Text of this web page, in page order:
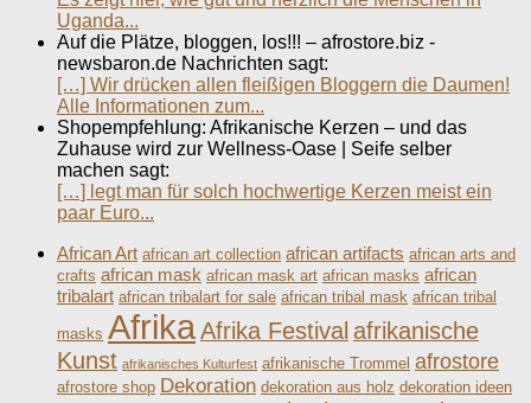
Uganda...
Auf die Plätze, bloggen, los!!! – afrostore.biz -
newsbaron.de Nachrichten sagt:
[…] Wir drücken allen fleißigen Bloggern die Daumen!
Alle Informationen zum...
Shopempfehlung: Afrikanische Kerzen – und das
Zuhause wird zur Wellness-Oase | Seife selber
machen sagt:
[…] legt man für solch hochwertige Kerzen meist ein
paar Euro...
African Art african art collection african artifacts african arts and
crafts african mask african mask art african masks african
tribalart african tribalart for sale african tribal mask african tribal
masks AfrikaAfrika Festival afrikanische
Kunst afrikanisches Kulturfest afrikanische Trommel afrostore
afrostore shop Dekoration dekoration aus holz dekoration ideen